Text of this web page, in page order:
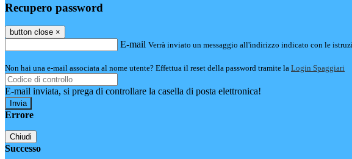
Recupero password
button close ×
E-mail Verrà inviato un messaggio all'indirizzo indicato con le
Non hai una e-mail associata al nome utente? Effettua il reset della password tramite la Login Spaggiari
E-mail inviata, si prega di controllare la casella di posta elettronica!
Errore
Chiudi
Successo